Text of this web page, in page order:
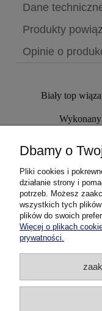
Dane
Produkty
Opinie o
Biały top
Cudowny fason z
B
Dbamy o
Pliki cookies i
działanie strony i
potrzeb. Możesz
wszystkich tych
plików do swoich
Więcej o plikach
prywatności.